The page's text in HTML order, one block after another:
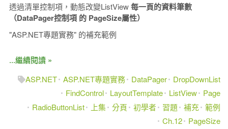
透過清單控制項，動態改變ListView每一頁的資料筆數
（DataPager控制項 的 PageSize屬性）
"ASP.NET專題實務" 的補充範例
...繼續閱讀 »
ASP.NET ASP.NET專題實務 DataPager
DropDownList
FindControl
LayoutTemplate ListView
Page
RadioButtonList
上集 分頁 初學者 習題 補充 範例
Ch.12
PageSize